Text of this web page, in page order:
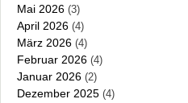
Mai 2026 (3)
April 2026 (4)
März 2026 (4)
Februar 2026 (4)
Januar 2026 (2)
Dezember 2025 (4)